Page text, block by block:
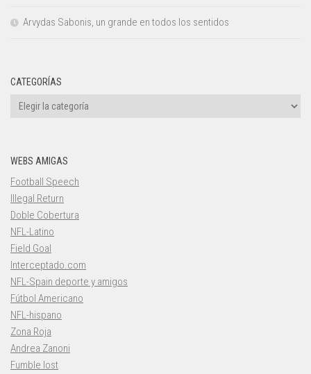
Arvydas Sabonis, un grande en todos los sentidos
CATEGORÍAS
Categorías
WEBS AMIGAS
Football Speech
Illegal Return
Doble Cobertura
NFL-Latino
Field Goal
Interceptado.com
NFL-Spain deporte y amigos
Fútbol Americano
NFL-hispano
Zona Roja
Andrea Zanoni
Fumble lost